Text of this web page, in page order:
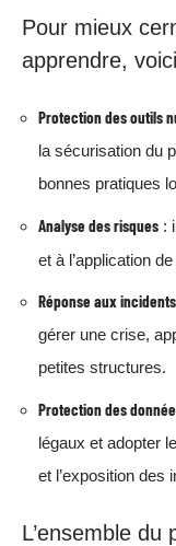
Pour mieux
apprendre,
Protection des outils
la sécurisation du
bonnes pratiques
Analyse des risques :
et à l’application
Réponse aux incidents
gérer une crise,
petites structures.
Protection des
légaux et adopter
et l’exposition des
L’ensemble